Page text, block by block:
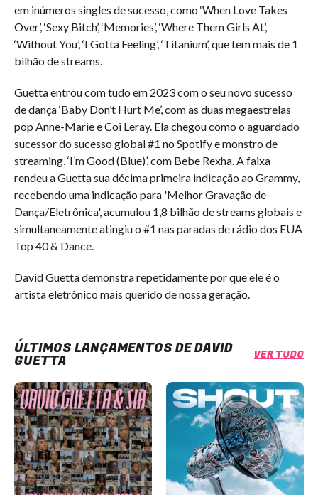
em inúmeros singles de sucesso, como ‘When Love Takes
Over’, ‘Sexy Bitch’, ‘Memories’, ‘Where Them Girls At’,
‘Without You’, ‘I Gotta Feeling’, ‘Titanium’, que tem mais de 1
bilhão de streams.
Guetta entrou com tudo em 2023 com o seu novo sucesso
de dança ‘Baby Don’t Hurt Me’, com as duas megaestrelas
pop Anne-Marie e Coi Leray. Ela chegou como o aguardado
sucessor do sucesso global #1 no Spotify e monstro de
streaming, ‘I’m Good (Blue)’, com Bebe Rexha. A faixa
rendeu a Guetta sua décima primeira indicação ao Grammy,
recebendo uma indicação para 'Melhor Gravação de
Dança/Eletrônica', acumulou 1,8 bilhão de streams globais e
simultaneamente atingiu o #1 nas paradas de rádio dos EUA
Top 40 & Dance.
David Guetta demonstra repetidamente por que ele é o
artista eletrônico mais querido de nossa geração.
ÚLTIMOS LANÇAMENTOS DE DAVID
GUETTA VER TUDO